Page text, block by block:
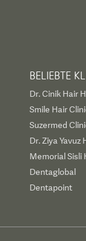
BELIEBTE
Dr. Cinik Hair
Smile Hair
Suzermed
Dr. Ziya Yavuz
Memorial Sisli
Dentaglobal
Dentapoint